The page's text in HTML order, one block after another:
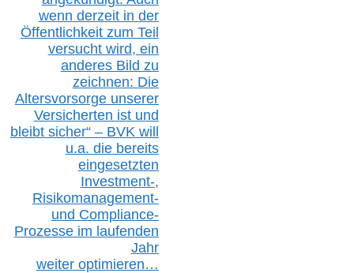
wenn derzeit in der
Öffentlichkeit zum Teil
versucht wird, ein
anderes Bild zu
zeichnen: Die
Altersvorsorge unserer
Versicherten ist und
bleibt sicher“ – BVK will
u.a. die bereits
eingesetzten
Investment-,
Risikomanagement-
und Compliance-
Prozesse im laufenden
Jahr
weiter optimieren…